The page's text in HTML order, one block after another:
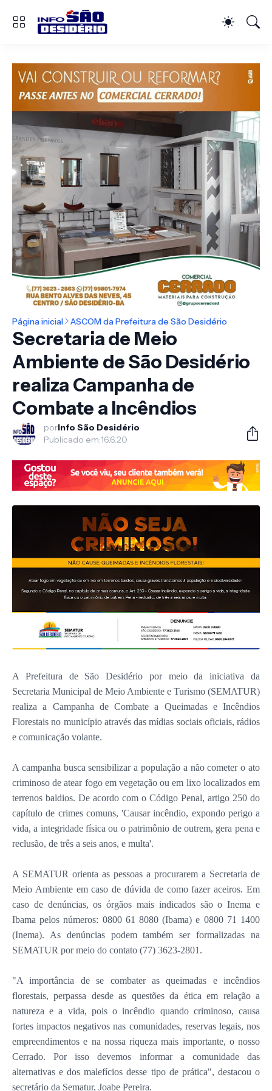
Página inicial ASCOM da Prefeitura de São Desidério
Secretaria de Meio
Ambiente de São Desidério
realiza Campanha de
Combate a Incêndios
porInfo São Desidério
Publicado em:16.6.20
A Prefeitura de São Desidério por meio da iniciativa da
Secretaria Municipal de Meio Ambiente e Turismo (SEMATUR)
realiza a Campanha de Combate a Queimadas e Incêndios
Florestais no município através das mídias sociais oficiais, rádios
e comunicação volante.
A campanha busca sensibilizar a população a não cometer o ato
criminoso de atear fogo em vegetação ou em lixo localizados em
terrenos baldios. De acordo com o Código Penal, artigo 250 do
capítulo de crimes comuns, 'Causar incêndio, expondo perigo a
vida, a integridade física ou o patrimônio de outrem, gera pena e
reclusão, de três a seis anos, e multa'.
A SEMATUR orienta as pessoas a procurarem a Secretaria de
Meio Ambiente em caso de dúvida de como fazer aceiros. Em
caso de denúncias, os órgãos mais indicados são o Inema e
Ibama pelos números: 0800 61 8080 (Ibama) e 0800 71 1400
(Inema). As denúncias podem também ser formalizadas na
SEMATUR por meio do contato (77) 3623-2801.
"A importância de se combater as queimadas e incêndios
florestais, perpassa desde as questões da ética em relação a
natureza e a vida, pois o incêndio quando criminoso, causa
fortes impactos negativos nas comunidades, reservas legais, nos
empreendimentos e na nossa riqueza mais importante, o nosso
Cerrado. Por isso devemos informar a comunidade das
alternativas e dos malefícios desse tipo de prática", destacou o
secretário da Sematur, Joabe Pereira.